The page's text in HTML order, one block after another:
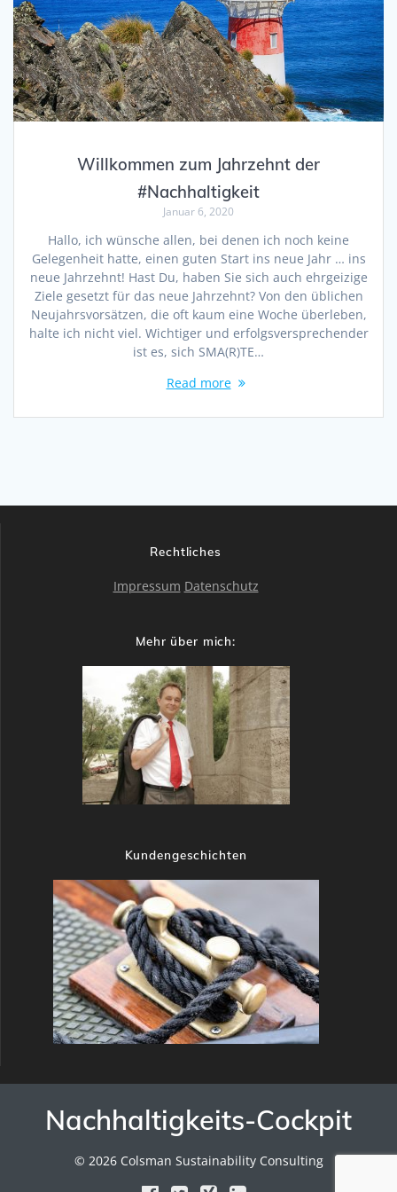
Willkommen zum Jahrzehnt der
#Nachhaltigkeit
Januar 6, 2020
Hallo, ich wünsche allen, bei denen ich noch keine
Gelegenheit hatte, einen guten Start ins neue Jahr … ins
neue Jahrzehnt! Hast Du, haben Sie sich auch ehrgeizige
Ziele gesetzt für das neue Jahrzehnt? Von den üblichen
Neujahrsvorsätzen, die oft kaum eine Woche überleben,
halte ich nicht viel. Wichtiger und erfolgsversprechender
ist es, sich SMA(R)TE…
Read more
Rechtliches
Impressum Datenschutz
Mehr über mich:
Kundengeschichten
Nachhaltigkeits-Cockpit
© 2026 Colsman Sustainability Consulting